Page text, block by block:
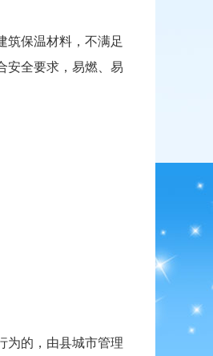
筑保温材料，不满足
安全要求，易燃、易
的，由县城市管理